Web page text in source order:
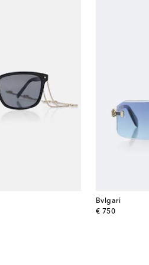
Bvlgari
€ 750
original price